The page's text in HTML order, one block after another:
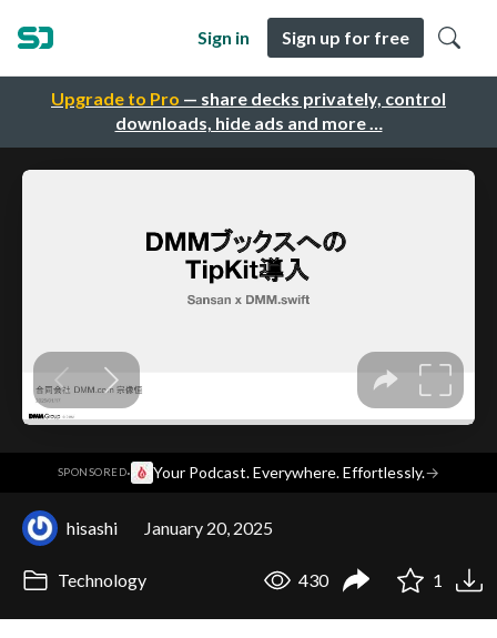
Upgrade to Pro — share decks privately, control
downloads, hide ads and more …
Sign in Sign up for free
SPONSORED· Your Podcast. Everywhere. Effortlessly.→
hisashi January 20, 2025
Technology 430 1